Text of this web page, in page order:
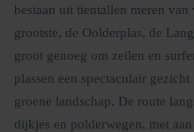
bestaan uit tientallen meren
grootste, de Oolderplas, de
groot genoeg om zeilen en
plassen een spectaculair
groene landschap. De route
dijkjes en polderwegen, met